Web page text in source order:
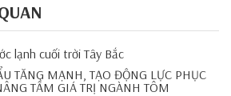
lạnh cuối trời Tây Bắc
TĂNG MẠNH, TẠO ĐỘNG LỰC PHỤC
TẦM GIÁ TRỊ NGÀNH TÔM